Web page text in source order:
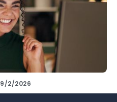
9/2/2026